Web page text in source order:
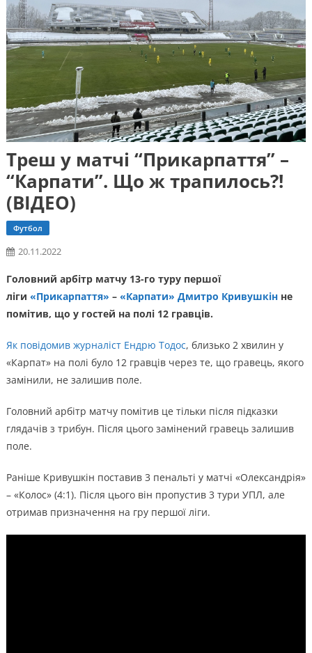
Треш у матчі “Прикарпаття” –
“Карпати”. Що ж трапилось?!
(ВІДЕО)
Футбол
20.11.2022
Головний арбітр матчу 13-го туру першої
ліги «Прикарпаття» – «Карпати» Дмитро Кривушкінне
помітив, що у гостей на полі 12 гравців.
Як повідомив журналіст Ендрю Тодос, близько 2 хвилин у
«Карпат» на полі було 12 гравців через те, що гравець, якого
замінили, не залишив поле.
Головний арбітр матчу помітив це тільки після підказки
глядачів з трибун. Після цього замінений гравець залишив
поле.
Раніше Кривушкін поставив 3 пенальті у матчі «Олександрія»
– «Колос» (4:1). Після цього він пропустив 3 тури УПЛ, але
отримав призначення на гру першої ліги.